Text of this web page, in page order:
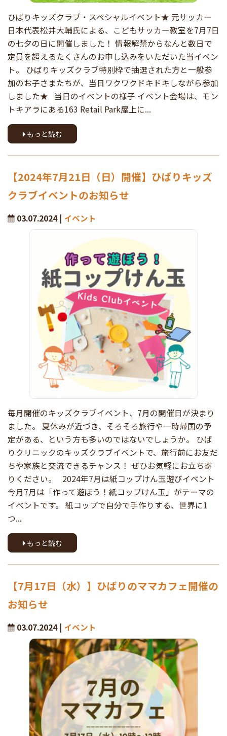
ひばりキッズクラブ・スペシャルイベント★ 元サッカー
日本代表松井大輔氏による、こどもサッカー教室を7月7日
の七夕の日に開催しました！ 情報解禁からなんと数日で
定員を超えるたくさんのお申し込みをいただいた当イベン
ト。 ひばりキッズクラブ特別枠で抽選された方と一般参
加のお子さまたちが、当日ワクワクドキドキしながら参加
しました★ 当日のイベントの様子 イベント会場は、モン
トキアラにある163 Retail Park屋上に...
もっと読む
【2024年7月21日（日）開催】ひばりキッズ
クラブイベントのお知らせ
03.07.2024 | イベント
毎月開催のキッズクラブイベント、7月の開催日が決まり
ました。 夏休みが近づき、そろそろ旅行や一時帰国の予
定がある、という方も多いのではないでしょうか。 ひば
りクリニックのキッズクラブイベントで、旅行前にお友だ
ちや家族と交流できるチャンス！ ぜひお気軽にお立ち寄
りください。 2024年7月は紙コップけん玉遊びイベント
今月7月は「作って遊ぼう！紙コップけん玉」がテーマの
イベントです。 紙コップで自分で手作りする、世界に1
つ...
もっと読む
【7月17日（水）】ひばりのママカフェ開催の
お知らせ
03.07.2024 | イベント